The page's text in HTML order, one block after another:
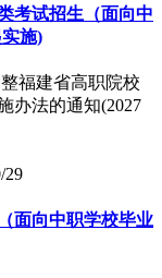
考试招生（面向中
施)
福建省高职院校
办法的通知(2027
29
面向中职学校毕业